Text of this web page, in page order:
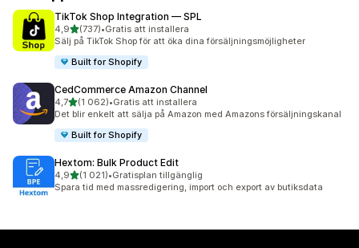
TikTok Shop Integration — SPL
4,9av 5 stjärnor
(737)
737 recensioner totalt
•Gratis att installera
Sälj på TikTok Shop för att öka dina försäljningsmöjligheter
Built for Shopify
CedCommerce Amazon Channel
4,7av 5 stjärnor
(1 062)
1062 recensioner totalt
•Gratis att installera
Det blir enkelt att sälja på Amazon med Amazons försäljningskanal
Built for Shopify
Hextom: Bulk Product Edit
4,9av 5 stjärnor
(1 021)
1021 recensioner totalt
•Gratisplan tillgänglig
Spara tid med massredigering, import och export av butiksdata